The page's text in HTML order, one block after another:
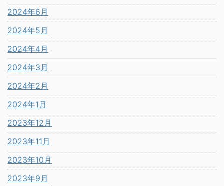
2024年6月
2024年5月
2024年4月
2024年3月
2024年2月
2024年1月
2023年12月
2023年11月
2023年10月
2023年9月